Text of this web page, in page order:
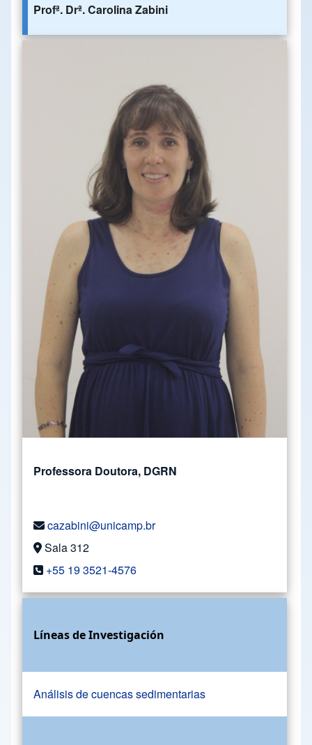
Profª. Drª. Carolina Zabini
Professora Doutora, DGRN
cazabini@unicamp.br
Sala 312
+55 19 3521-4576
Líneas de Investigación
Análisis de cuencas sedimentarias